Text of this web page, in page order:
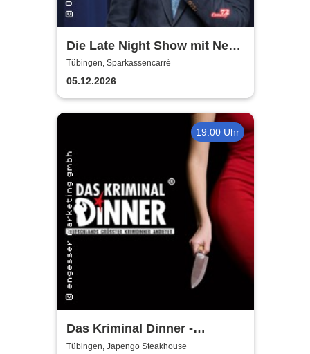
Die Late Night Show mit Nebi
Tuncer
Tübingen, Sparkassencarré
05.12.2026
19:00 Uhr
Das Kriminal Dinner -
Testament à la Carte
Tübingen, Japengo Steakhouse